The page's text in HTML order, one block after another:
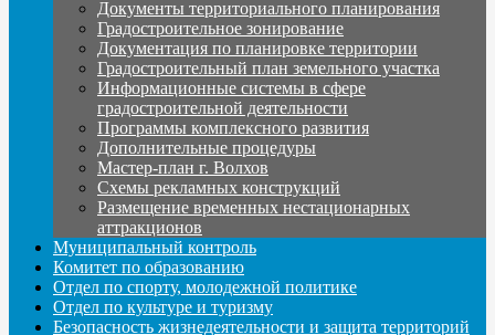
Документы территориального планирования
Градостроительное зонирование
Документация по планировке территории
Градостроительный план земельного участка
Информационные системы в сфере
градостроительной деятельности
Программы комплексного развития
Дополнительные процедуры
Мастер-план г. Волхов
Схемы рекламных конструкций
Размещение временных нестационарных
аттракционов
Муниципальный контроль
Комитет по образованию
Отдел по спорту, молодежной политике
Отдел по культуре и туризму
Безопасность жизнедеятельности и защита территорий